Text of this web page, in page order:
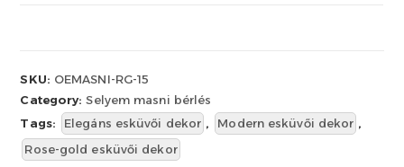
SKU: OEMASNI-RG-15
Category:Selyem masni bérlés
Tags:
Elegáns esküvői dekor , Modern esküvői dekor ,
Rose-gold esküvői dekor